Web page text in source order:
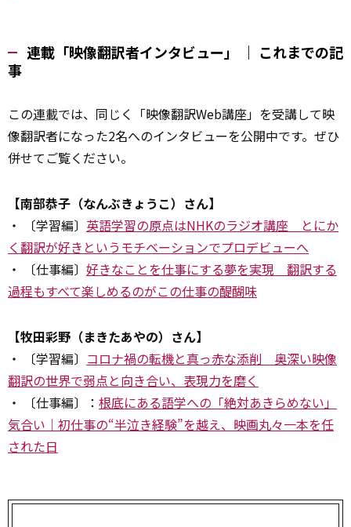
連載「映像翻訳者インタビュー」 ｜ これまでの記
事
この連載では、同じく「映像翻訳Web講座」を受講して映
像翻訳者になった2名へのインタビューを公開中です。ぜひ
併せてご覧ください。
【南部恭子（なんぶきょうこ）さん】
・ 〔学習編〕 英語学習の原点はNHKのラジオ講座 とにか
く翻訳が好きというモチベーションでプロデビューへ
・ 〔仕事編〕 好きなことを仕事にする夢を実現 翻訳する
過程もすべて楽しめるのがこの仕事の醍醐味
【牧田彩野（まきたあやの）さん】
・ 〔学習編〕 コロナ禍の転機と真っ赤な添削 奥深い映像
翻訳の世界で弱点と向き合い、表現力を磨く
・ 〔仕事編〕： 根底にある語学への「絶対あきらめない」
気合い｜初仕事の“半泣き経験”を越え、映画丸々一本を任
された日